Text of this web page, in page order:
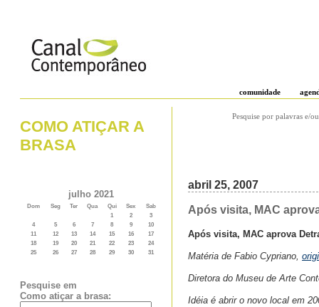
comunidade
COMO ATIÇAR A
BRASA
julho 2021
Dom Seg Ter Qua Qui Sex
Sab
1
2
3
4
5 6 7 8 9
10
11
12 13 14 15 16
17
18
19 20 21 22 23
24
25
26 27 28 29 30 31
Pesquise em
Como atiçar a brasa:
Pesquise por palavras e/
abril 25, 2007
Após visita, MAC
Após visita, MAC aprova
Matéria de Fabio Cypriano,
Diretora do Museu de Arte
Idéia é abrir o novo local em